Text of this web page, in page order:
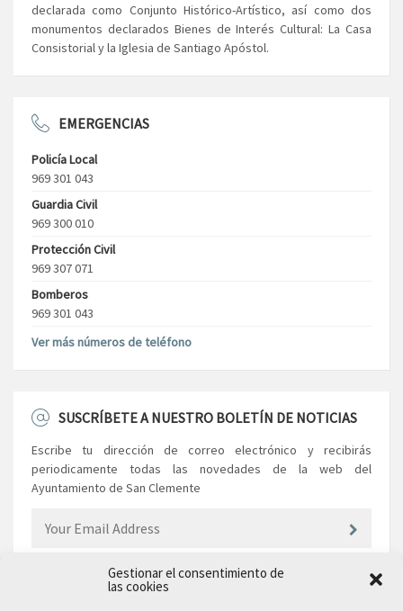
Gestionar el consentimiento de
las cookies
declarada como Conjunto Histórico-Artístico, así como dos
monumentos declarados Bienes de Interés Cultural: La Casa
Consistorial y la Iglesia de Santiago Apóstol.
EMERGENCIAS
Policía Local
969 301 043
Guardia Civil
969 300 010
Protección Civil
969 307 071
Bomberos
969 301 043
Ver más números de teléfono
SUSCRÍBETE A NUESTRO BOLETÍN DE NOTICIAS
Escribe tu dirección de correo electrónico y recibirás
periodicamente todas las novedades de la web del
Ayuntamiento de San Clemente